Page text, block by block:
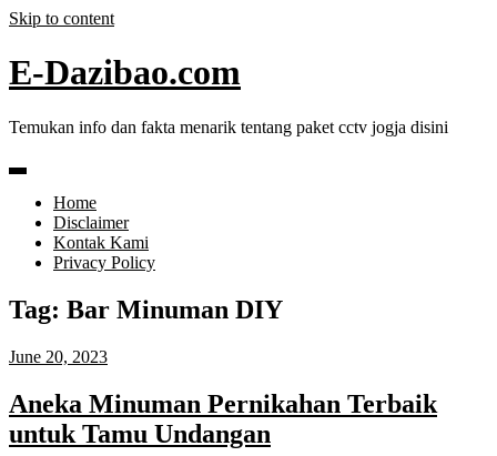
Skip to content
E-Dazibao.com
Temukan info dan fakta menarik tentang paket cctv jogja disini
Home
Disclaimer
Kontak Kami
Privacy Policy
Tag: Bar Minuman DIY
June 20, 2023
Aneka Minuman Pernikahan Terbaik
untuk Tamu Undangan